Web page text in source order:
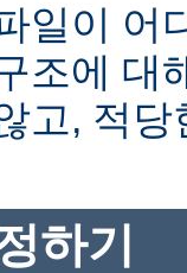
일이 어
조에 대
고, 적
하기